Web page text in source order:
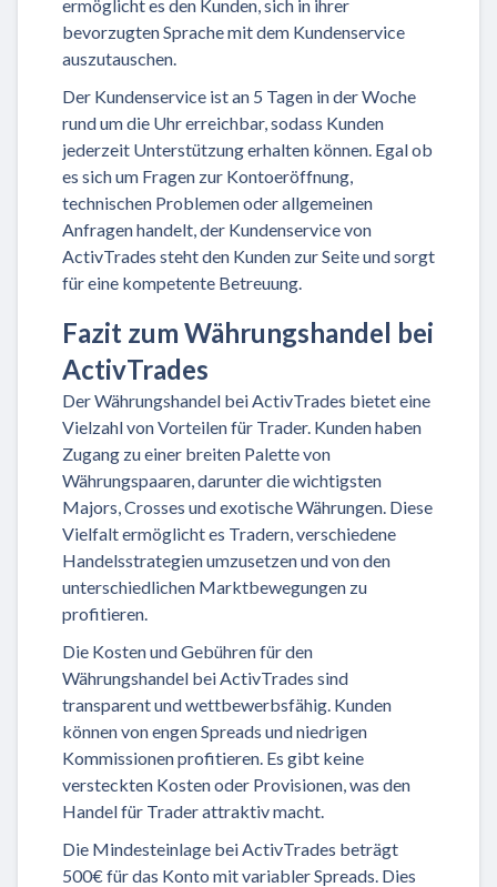
ermöglicht es den Kunden, sich in ihrer
bevorzugten Sprache mit dem Kundenservice
auszutauschen.
Der Kundenservice ist an 5 Tagen in der Woche
rund um die Uhr erreichbar, sodass Kunden
jederzeit Unterstützung erhalten können. Egal ob
es sich um Fragen zur Kontoeröffnung,
technischen Problemen oder allgemeinen
Anfragen handelt, der Kundenservice von
ActivTrades steht den Kunden zur Seite und sorgt
für eine kompetente Betreuung.
Fazit zum Währungshandel bei
ActivTrades
Der Währungshandel bei ActivTrades bietet eine
Vielzahl von Vorteilen für Trader. Kunden haben
Zugang zu einer breiten Palette von
Währungspaaren, darunter die wichtigsten
Majors, Crosses und exotische Währungen. Diese
Vielfalt ermöglicht es Tradern, verschiedene
Handelsstrategien umzusetzen und von den
unterschiedlichen Marktbewegungen zu
profitieren.
Die Kosten und Gebühren für den
Währungshandel bei ActivTrades sind
transparent und wettbewerbsfähig. Kunden
können von engen Spreads und niedrigen
Kommissionen profitieren. Es gibt keine
versteckten Kosten oder Provisionen, was den
Handel für Trader attraktiv macht.
Die Mindesteinlage bei ActivTrades beträgt
500€ für das Konto mit variabler Spreads. Dies